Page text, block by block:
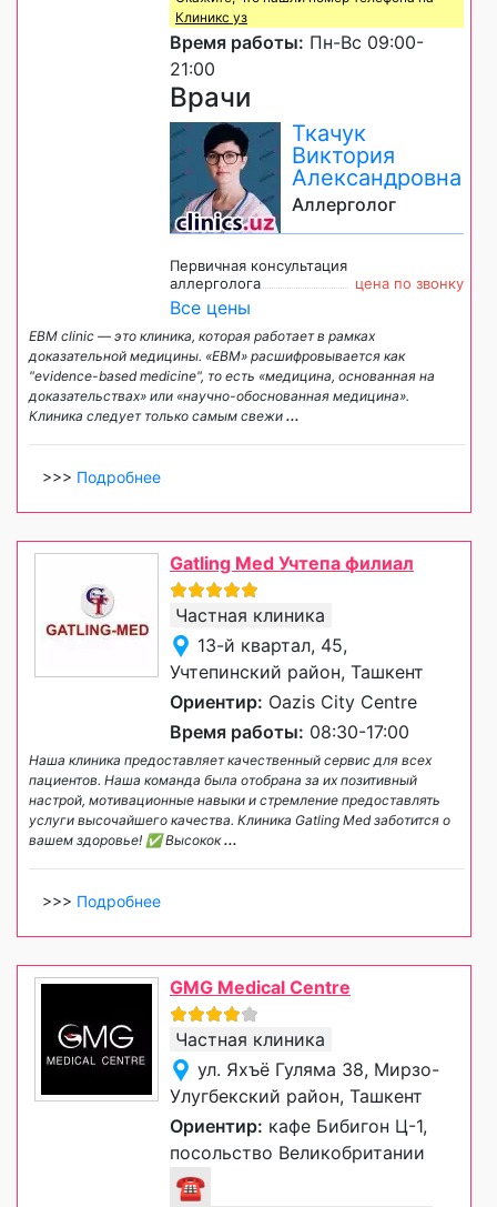
Клиникс уз
Время работы: Пн-Вс 09:00-
21:00
Врачи
Ткачук
Виктория
Александровна
Аллерголог
Первичная консультация
аллерголога
цена по звонку
Все цены
EBM clinic — это клиника, которая работает в рамках
доказательной медицины. «EBM» расшифровывается как
"evidence-based medicine", то есть «медицина, основанная на
доказательствах» или «научно-обоснованная медицина».
Клиника следует только самым свежи ...
>>> Подробнее
Gatling Med Учтепа филиал
Частная клиника
13-й квартал, 45,
Учтепинский район, Ташкент
Ориентир: Oazis Сity Сentre
Время работы: 08:30-17:00
Наша клиника предоставляет качественный сервис для всех
пациентов. Наша команда была отобрана за их позитивный
настрой, мотивационные навыки и стремление предоставлять
услуги высочайшего качества. Клиника Gatling Med заботится о
вашем здоровье! ✅ Высокок...
>>> Подробнее
GMG Medical Centre
Частная клиника
ул. Яхъё Гуляма 38, Мирзо-
Улугбекский район, Ташкент
Ориентир: кафе Бибигон Ц-1,
посольство Великобритании
☎